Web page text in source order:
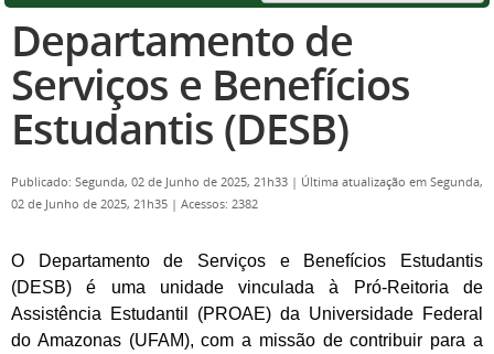
Departamento de
Serviços e Benefícios
Estudantis (DESB)
Publicado: Segunda, 02 de Junho de 2025, 21h33 | Última atualização em Segunda,
02 de Junho de 2025, 21h35 | Acessos: 2382
O Departamento de Serviços e Benefícios Estudantis
(DESB) é uma unidade vinculada à Pró-Reitoria de
Assistência Estudantil (PROAE) da Universidade Federal
do Amazonas (UFAM), com a missão de contribuir para a